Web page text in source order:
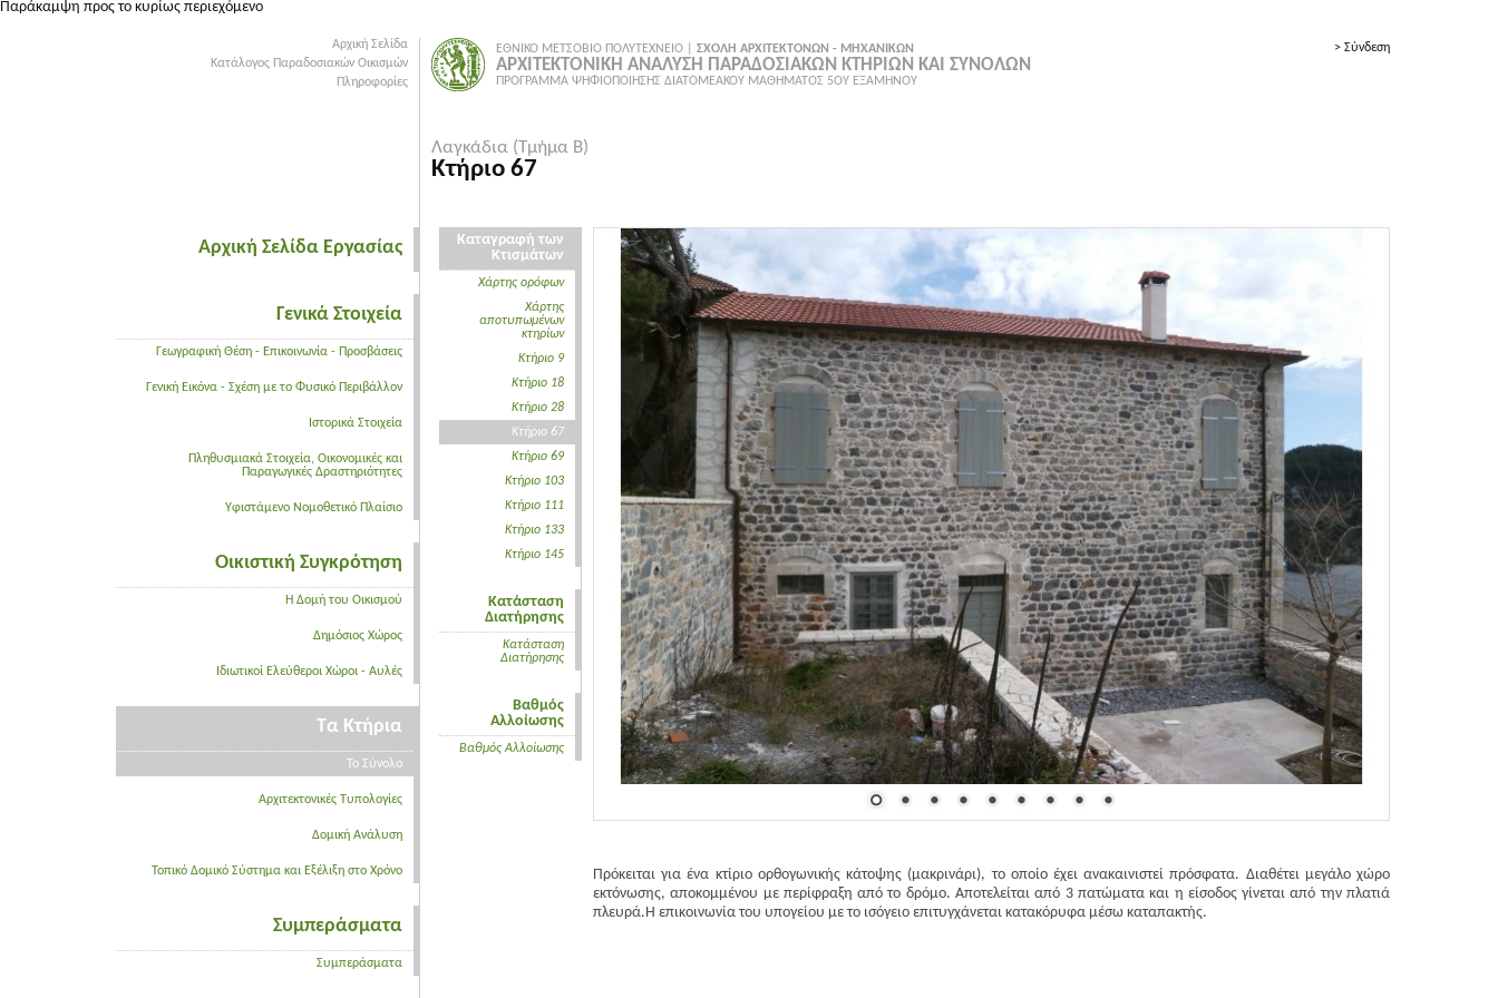
Παράκαμψη προς το κυρίως περιεχόμενο
Αρχική Σελίδα
Κατάλογος Παραδοσιακών Οικισμών
Πληροφορίες
Αρχική Σελίδα Εργασίας
Γενικά Στοιχεία
Γεωγραφική Θέση - Επικοινωνία - Προσβάσεις
Γενική Εικόνα - Σχέση με το Φυσικό Περιβάλλον
Ιστορικά Στοιχεία
Πληθυσμιακά Στοιχεία, Οικονομικές και
Παραγωγικές Δραστηριότητες
Υφιστάμενο Νομοθετικό Πλαίσιο
Οικιστική Συγκρότηση
Η Δομή του Οικισμού
Δημόσιος Χώρος
Ιδιωτικοί Ελεύθεροι Χώροι - Αυλές
Τα Κτήρια
Το Σύνολο
Αρχιτεκτονικές Τυπολογίες
Δομική Ανάλυση
Τοπικό Δομικό Σύστημα και Εξέλιξη στο Χρόνο
Συμπεράσματα
Συμπεράσματα
ΕΘΝΙΚΟ ΜΕΤΣΟΒΙΟ ΠΟΛΥΤΕΧΝΕΙΟ | ΣΧΟΛΗ ΑΡΧΙΤΕΚΤΟΝΩΝ - ΜΗΧΑΝΙΚΩΝ
ΑΡΧΙΤΕΚΤΟΝΙΚΗ ΑΝΑΛΥΣΗ ΠΑΡΑΔΟΣΙΑΚΩΝ ΚΤΗΡΙΩΝ ΚΑΙ ΣΥΝΟΛΩΝ
ΠΡΟΓΡΑΜΜΑ ΨΗΦΙΟΠΟΙΗΣΗΣ ΔΙΑΤΟΜΕΑΚΟΥ ΜΑΘΗΜΑΤΟΣ 5ΟΥ ΕΞΑΜΗΝΟΥ
> Σύνδεση
Λαγκάδια (Τμήμα Β)
Κτήριο 67
Καταγραφή των
Κτισμάτων
Χάρτης ορόφων
Χάρτης
αποτυπωμένων
κτηρίων
Κτήριο 9
Κτήριο 18
Κτήριο 28
Κτήριο 67
Κτήριο 69
Κτήριο 103
Κτήριο 111
Κτήριο 133
Κτήριο 145
Κατάσταση
Διατήρησης
Κατάσταση
Διατήρησης
Βαθμός
Αλλοίωσης
Βαθμός Αλλοίωσης
Πρόκειται για ένα κτίριο ορθογωνικής κάτοψης (μακρινάρι), το οποίο έχει ανακαινιστεί πρόσφατα. Διαθέτει μεγάλο χώρο
εκτόνωσης, αποκομμένου με περίφραξη από το δρόμο. Αποτελείται από 3 πατώματα και η είσοδος γίνεται από την πλατιά
πλευρά.Η επικοινωνία του υπογείου με το ισόγειο επιτυγχάνεται κατακόρυφα μέσω καταπακτής.